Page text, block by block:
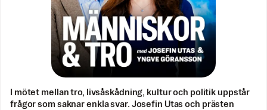
I mötet mellan tro, livsåskådning, kultur och politik uppstår
frågor som saknar enkla svar. Josefin Utas och prästen